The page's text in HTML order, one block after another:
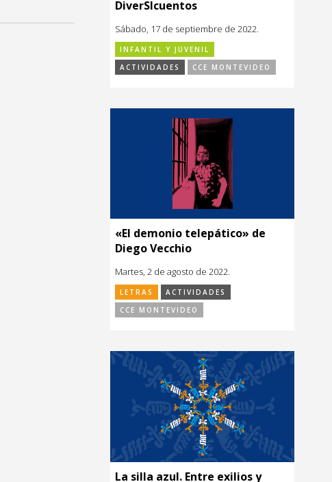
DiverSIcuentos
Sábado, 17 de septiembre de 2022.
INFANTIL Y JUVENIL
ACTIVIDADES
CCE MONTEVIDEO
«El demonio telepático» de
Diego Vecchio
Martes, 2 de agosto de 2022.
LETRAS
ACTIVIDADES
CCE MONTEVIDEO
La silla azul. Entre exilios y